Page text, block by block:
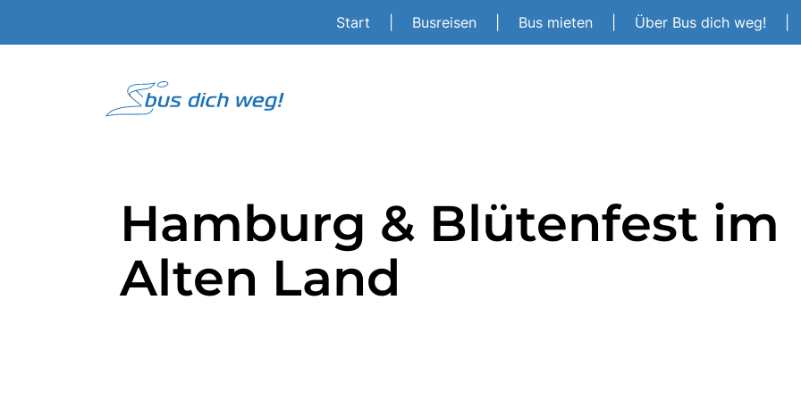
Start Busreisen Bus mieten Über Bus dich weg!
Hamburg & Blütenfest im
Alten Land